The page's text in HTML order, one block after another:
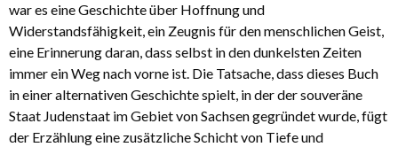
war es eine Geschichte über Hoffnung und
Widerstandsfähigkeit, ein Zeugnis für den menschlichen Geist,
eine Erinnerung daran, dass selbst in den dunkelsten Zeiten
immer ein Weg nach vorne ist. Die Tatsache, dass dieses Buch
in einer alternativen Geschichte spielt, in der der souveräne
Staat Judenstaat im Gebiet von Sachsen gegründet wurde, fügt
der Erzählung eine zusätzliche Schicht von Tiefe und